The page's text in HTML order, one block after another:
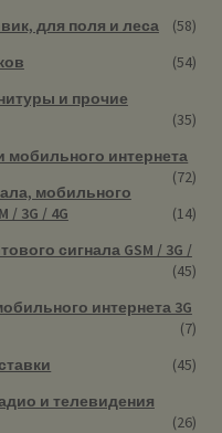
для поля и леса
(58)
(54)
и прочие
(35)
мобильного интернета
(72)
мобильного
/ 3G / 4G
(14)
сигнала GSM / 3G /
(45)
интернета 3G
(7)
(45)
и телевидения
(26)